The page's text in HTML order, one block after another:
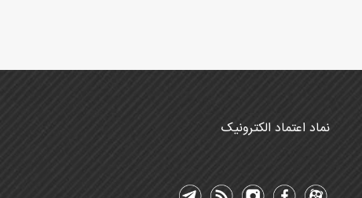
نماد اعتماد الکترونیک